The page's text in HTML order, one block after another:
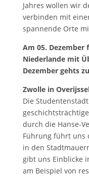
Jahres wollen wir
verbinden mit
spannende Orte
Am 05. Dezember
Niederlande mit
Dezember gehts
Zwolle in
Die
durch die Hanse-
Führung führt uns
in den
gibt uns Einblicke
am Beispiel von